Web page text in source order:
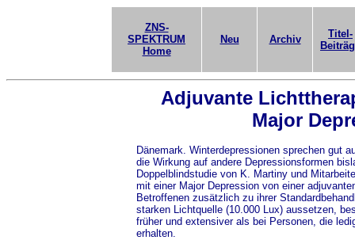
ZNS-
SPEKTRUM
Home
Neu Archiv
Titel-
Adjuvante
Major
Dänemark. Winterdepressionen sprechen gut
die Wirkung auf andere Depressionsformen
Doppelblindstudie von K. Martiny und
mit einer Major Depression von einer
Betroffenen zusätzlich zu ihrer
starken Lichtquelle (10.000 Lux) aussetzen,
früher und extensiver als bei Personen, die
erhalten.